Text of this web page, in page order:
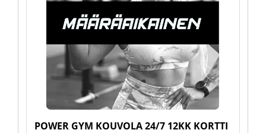
POWER GYM KOUVOLA 24/7 12KK KORTTI